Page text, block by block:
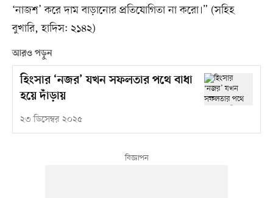
‘নাজশ’ করে দাম বাড়ানোর প্রতিযোগিতা না করো।” (সহিহ
বুখারি, হাদিস: ২১৪২)
আরও পড়ুন
হিংসার ‘নজর’ যখন সফলতার পথে বাধা
হয়ে দাঁড়ায়
২৩ ডিসেম্বর ২০২৫